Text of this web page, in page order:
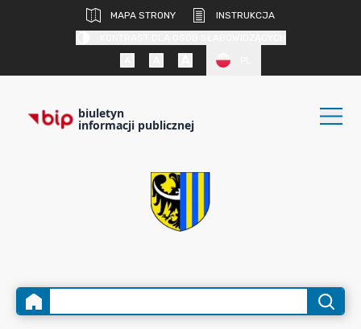
MAPA STRONY
INSTRUKCJA
biuletyn
informacji publicznej